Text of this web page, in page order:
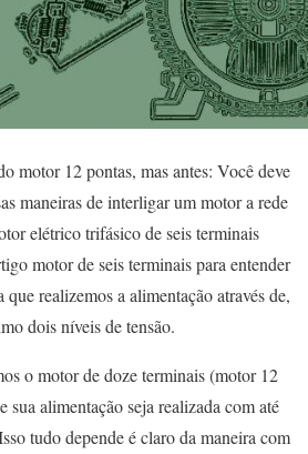
motor 12 pontas, mas antes: Você deve
maneiras de interligar um motor a rede
elétrico trifásico de seis terminais
motor de seis terminais para entender
realizemos a alimentação através de,
dois níveis de tensão.
o motor de doze terminais (motor 12
sua alimentação seja realizada com até
tudo depende é claro da maneira com